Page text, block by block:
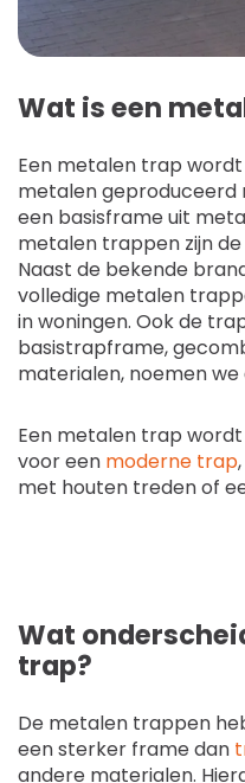
Wat is een
Een metalen trap
metalen geproduceerd
een basisframe uit
metalen trappen zijn
Naast de bekende
volledige metalen
in woningen. Ook de
basistrapframe,
materialen, noemen
Een metalen trap
voor een moderne trap
met houten treden of
Wat
trap?
De metalen trappen
een sterker frame dan
andere materialen.